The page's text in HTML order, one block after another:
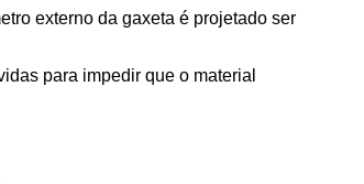
externo da gaxeta é projetado ser
para impedir que o material